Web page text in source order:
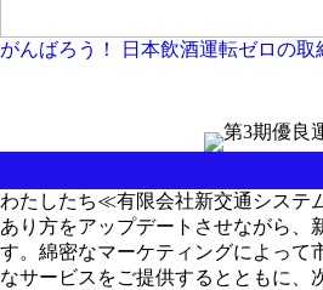
がんばろう！ 日本飲酒運転ゼロの取
わたしたち≪有限会社新交通システ
あり方をアップデートさせながら、
す。綿密なマーケティングによって
なサービスをご提供するとともに、